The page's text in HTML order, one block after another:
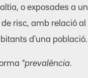
o exposades a un
risc, amb relació al
d'una població.
*prevalència.